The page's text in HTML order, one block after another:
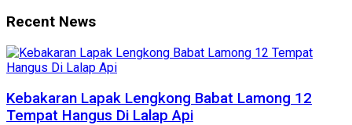
Recent News
Kebakaran Lapak Lengkong Babat Lamong 12
Tempat Hangus Di Lalap Api